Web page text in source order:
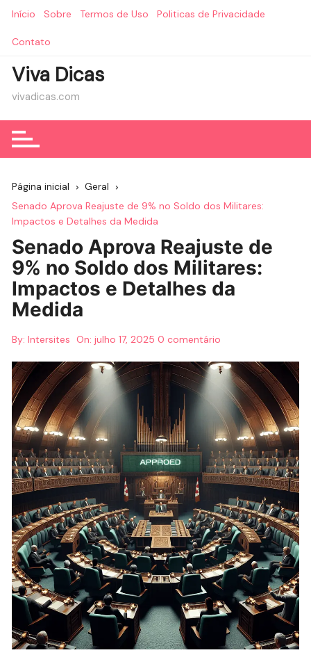
Início Sobre Termos de Uso Politicas de Privacidade
Contato
Viva Dicas
vivadicas.com
Página inicial
Geral
Senado Aprova Reajuste de 9% no Soldo dos Militares:
Impactos e Detalhes da Medida
Senado Aprova Reajuste de
9% no Soldo dos Militares:
Impactos e Detalhes da
Medida
By: Intersites On:julho 17, 2025 0 comentário